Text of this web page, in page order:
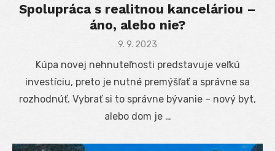
Spolupráca s realitnou kanceláriou –
áno, alebo nie?
Posted
9. 9. 2023
Kúpa novej nehnuteľnosti predstavuje veľkú
investíciu, preto je nutné premýšľať a správne sa
rozhodnúť. Vybrať si to správne bývanie – nový byt,
alebo dom je …